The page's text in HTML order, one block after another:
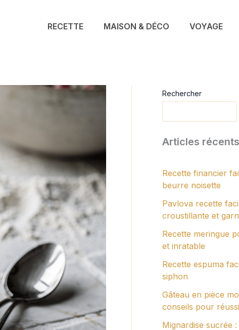
RECETTE MAISON & DÉCO VOYAGE
Rechercher
Articles récents
Recette financier
beurre noisette
Pavlova recette
croustillante et
Recette meringue
et inratable
Recette espuma
siphon
Gâteau en pièce
conseils pour
Mignardise sucrée